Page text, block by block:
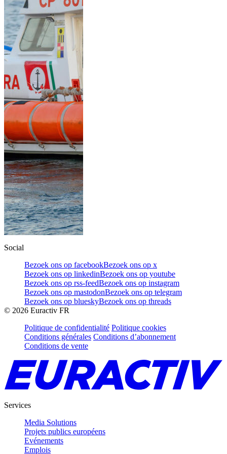
Social
Bezoek ons op facebookBezoek ons op x
Bezoek ons op linkedinBezoek ons op youtube
Bezoek ons op rss-feedBezoek ons op instagram
Bezoek ons op mastodonBezoek ons op telegram
Bezoek ons op blueskyBezoek ons op threads
© 2026 Euractiv FR
Politique de confidentialité Politique cookies
Conditions générales Conditions d’abonnement
Conditions de vente
Services
Media Solutions
Projets publics européens
Evénements
Emplois